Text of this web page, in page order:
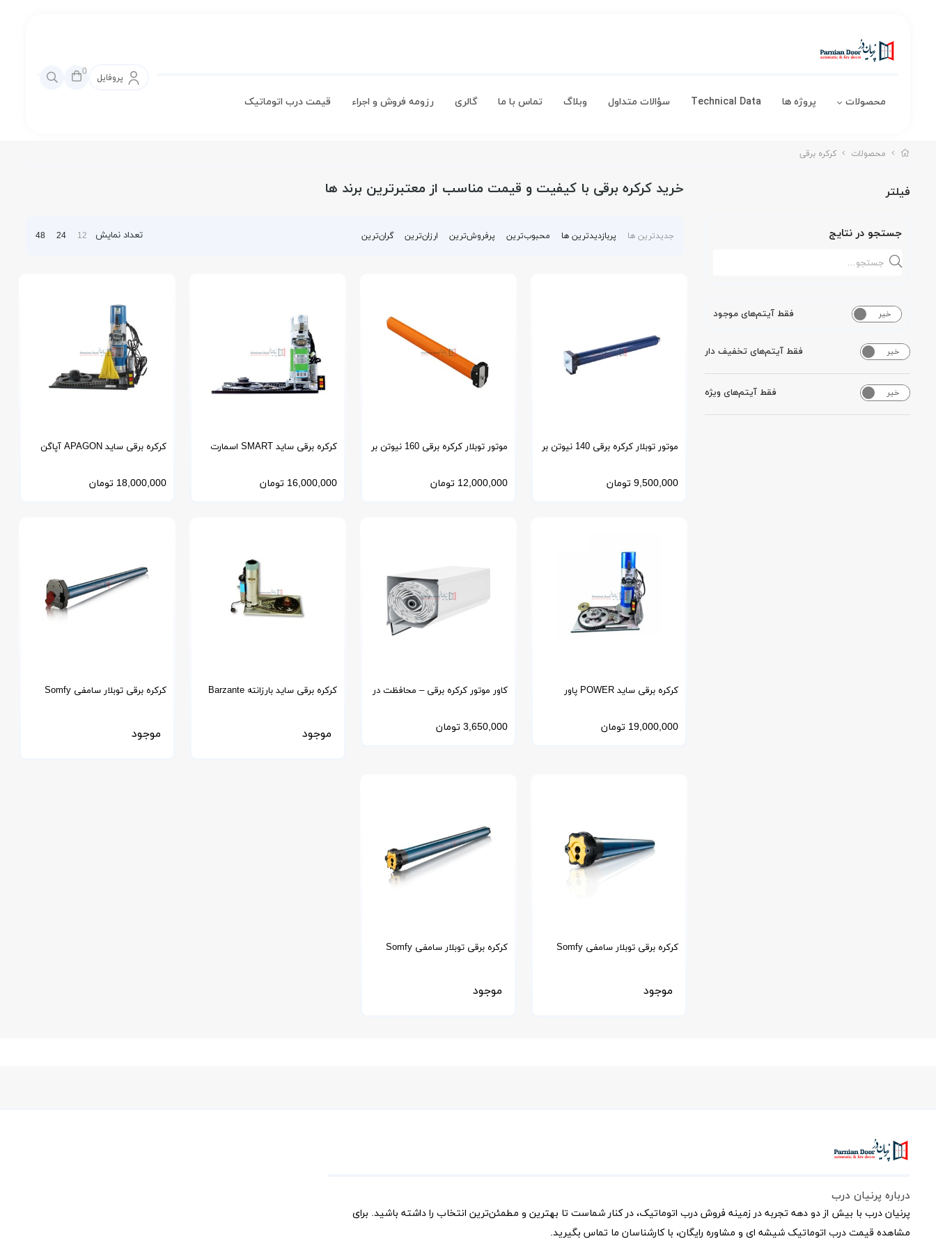
محصولات پروژه ها Technical Data سؤالات متداول وبلاگ تماس با ما گالری رزومه فروش و اجراء قیمت درب اتوماتیک
پروفایل
0
محصولات کرکره برقی
فیلتر
جستجو در نتایج
خیر فقط آیتم‌های موجود
خیر فقط آیتم‌های تخفیف دار
خیر فقط آیتم‌های ویژه
خرید کرکره برقی با کیفیت و قیمت مناسب از معتبرترین برند ها
جدیدترین ها پربازدیدترین ها محبوب‌‌ترین پرفروش‌ترین ارزان‌ترین گران‌ترین تعداد نمایش 12
24
48
موتور توبلار کرکره برقی 140 نیوتن بر
متر
9,500,000 تومان
موتور توبلار کرکره برقی 160 نیوتن بر
متر
12,000,000 تومان
کرکره برقی ساید SMART اسمارت
16,000,000 تومان
کرکره برقی ساید APAGON آپاگن
18,000,000 تومان
کرکره برقی ساید POWER پاور
19,000,000 تومان
کاور موتور کرکره برقی – محافظت در
برابر آب، آفتاب و گردوغبار
3,650,000 تومان
کرکره برقی ساید بارزانته Barzante
موجود
کرکره برقی توبلار سامفی Somfy
موجود
کرکره برقی توبلار سامفی Somfy
موجود
کرکره برقی توبلار سامفی Somfy
موجود
درباره پرنیان درب
پرنیان درب با بیش از دو دهه تجربه در زمینه فروش درب اتوماتیک، در کنار شماست تا بهترین و مطمئن‌ترین انتخاب را داشته باشید. برای
مشاهده قیمت درب اتوماتیک شیشه ای و مشاوره رایگان، با کارشناسان ما تماس بگیرید.